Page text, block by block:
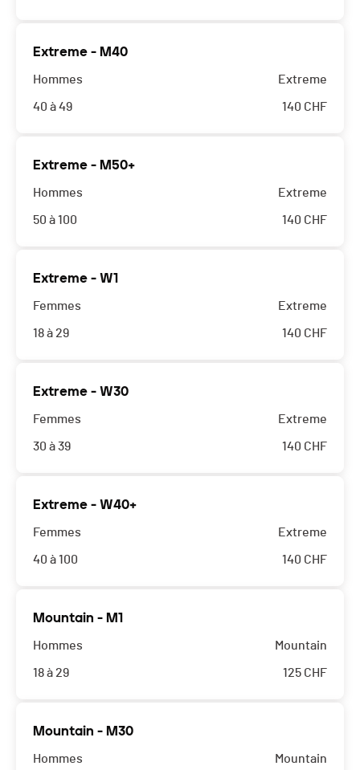
Extreme - M40
Hommes
40 à 49
Extreme
140 CHF
Extreme - M50+
Hommes
50 à 100
Extreme
140 CHF
Extreme - W1
Femmes
18 à 29
Extreme
140 CHF
Extreme - W30
Femmes
30 à 39
Extreme
140 CHF
Extreme - W40+
Femmes
40 à 100
Extreme
140 CHF
Mountain - M1
Hommes
18 à 29
Mountain
125 CHF
Mountain - M30
Hommes Mountain